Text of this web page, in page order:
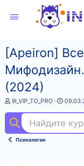
[Apeiron]
(2024)
А
т
о
т
9l_VIP_TO_PRO
Д
а
н
Психология